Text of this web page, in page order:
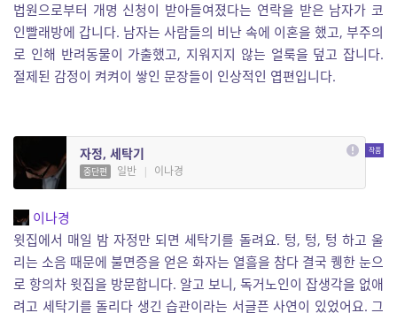
법원으로부터 개명 신청이 받아들여졌다는 연락을 받은 남자가 코
인빨래방에 갑니다. 남자는 사람들의 비난 속에 이혼을 했고, 부주의
로 인해 반려동물이 가출했고, 지워지지 않는 얼룩을 덮고 잡니다.
절제된 감정이 켜켜이 쌓인 문장들이 인상적인 엽편입니다.
자정, 세탁기
중단편 일반 | 이나경
이나경
윗집에서 매일 밤 자정만 되면 세탁기를 돌려요. 텅, 텅, 텅 하고 울
리는 소음 때문에 불면증을 얻은 화자는 열흘을 참다 결국 퀭한 눈으
로 항의차 윗집을 방문합니다. 알고 보니, 독거노인이 잡생각을 없애
려고 세탁기를 돌리다 생긴 습관이라는 서글픈 사연이 있었어요. 그